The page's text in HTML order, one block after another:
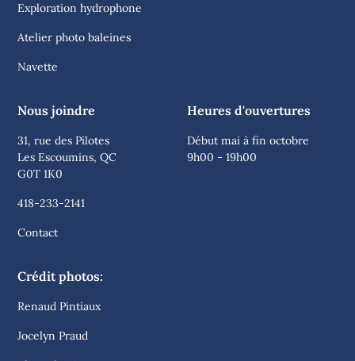
Exploration hydrophone
Atelier photo baleines
Navette
Nous joindre
31, rue des Pilotes
Les Escoumins, QC
G0T 1K0
418-233-2141
Contact
Heures d'ouvertures
Début mai à fin octobre
9h00 - 19h00
Crédit photos:
Renaud Pintiaux
Jocelyn Praud